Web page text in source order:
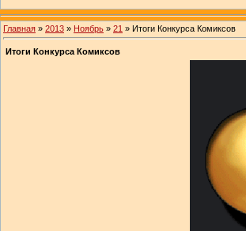
Главная » 2013 » Ноябрь » 21 » Итоги Конкурса Комиксов
Итоги Конкурса Комиксов